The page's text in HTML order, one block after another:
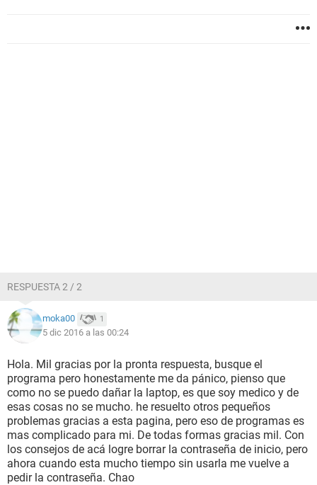
RESPUESTA 2 / 2
moka00 1
5 dic 2016 a las 00:24
Hola. Mil gracias por la pronta respuesta, busque el
programa pero honestamente me da pánico, pienso que
como no se puedo dañar la laptop, es que soy medico y de
esas cosas no se mucho. he resuelto otros pequeños
problemas gracias a esta pagina, pero eso de programas es
mas complicado para mi. De todas formas gracias mil. Con
los consejos de acá logre borrar la contraseña de inicio, pero
ahora cuando esta mucho tiempo sin usarla me vuelve a
pedir la contraseña. Chao